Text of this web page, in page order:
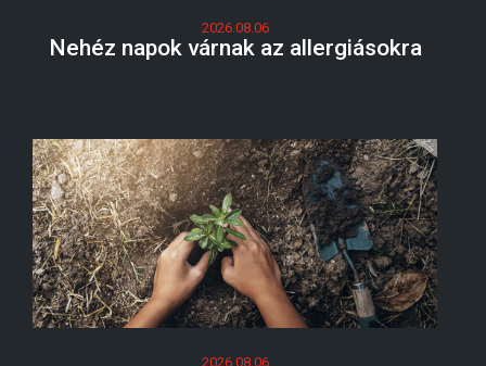
2026.08.06
Nehéz napok várnak az allergiásokra
2026.08.06